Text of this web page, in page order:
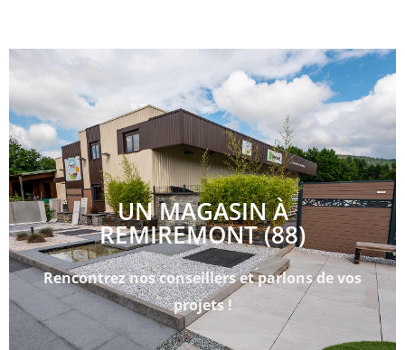
UN MAGASIN À
REMIREMONT (88)
Rencontrez nos conseillers et parlons de vos
projets !